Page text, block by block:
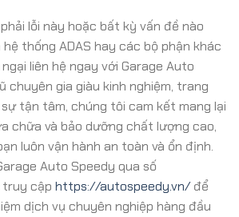
lỗi này hoặc bất kỳ vấn đề nào
thống ADAS hay các bộ phận khác
liên hệ ngay với Garage Auto
chuyên gia giàu kinh nghiệm, trang
tận tâm, chúng tôi cam kết mang lại
chữa và bảo dưỡng chất lượng cao,
luôn vận hành an toàn và ổn định.
Auto Speedy qua số
truy cập https://autospeedy.vn/để
dịch vụ chuyên nghiệp hàng đầu